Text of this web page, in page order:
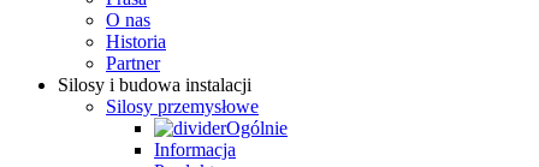
O nas
Historia
Partner
Silosy i budowa instalacji
Silosy przemysłowe
Ogólnie
Informacja